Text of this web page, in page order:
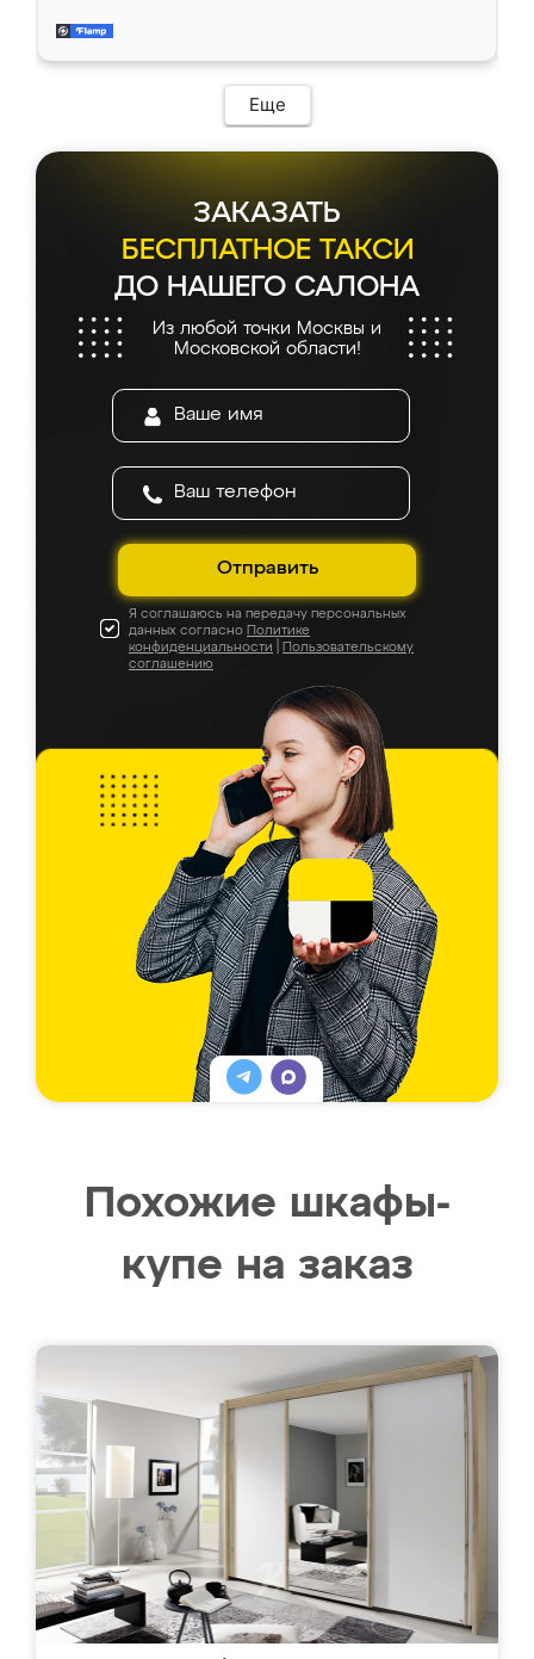
приехал замерщик, всё спокойно объяснил
и снял размеры. Изготовили в срок, с
мебель сразу встала на свое место без
каких-либо доработок. Качеством осталась
довольна, все выглядит так, как и ожидала.
Еще
ЗАКАЗАТЬ
БЕСПЛАТНОЕ ТАКСИ
ДО НАШЕГО САЛОНА
Из любой точки Москвы и
Московской области!
Отправить
Я соглашаюсь на передачу персональных
данных согласно Политике
конфиденциальности
Пользовательскому
соглашению
Похожие шкафы-
купе на заказ